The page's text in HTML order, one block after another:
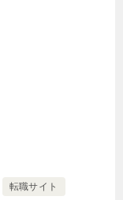
転職サイト